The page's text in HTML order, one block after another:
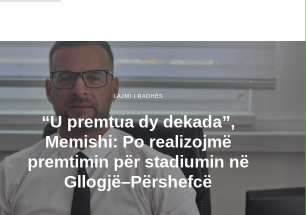
LAJMI I RADHËS
“U premtua dy dekada”,
Memishi: Po realizojmë
premtimin për stadiumin në
Gllogjë–Përshefcë